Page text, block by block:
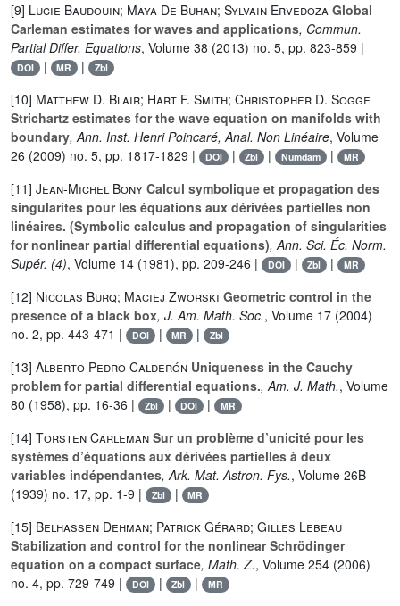
[9] Lucie Baudouin; Maya De Buhan; Sylvain Ervedoza Global
Carleman estimates for waves and applications, Commun.
Partial Differ. Equations, Volume 38 (2013) no. 5, pp. 823-859 |
DOI | MR | Zbl
[10] Matthew D. Blair; Hart F. Smith; Christopher D. Sogge
Strichartz estimates for the wave equation on manifolds with
boundary, Ann. Inst. Henri Poincaré, Anal. Non Linéaire, Volume
26 (2009) no. 5, pp. 1817-1829 | DOI | Zbl | Numdam | MR
[11] Jean-Michel Bony Calcul symbolique et propagation des
singularites pour les équations aux dérivées partielles non
linéaires. (Symbolic calculus and propagation of singularities
for nonlinear partial differential equations), Ann. Sci. Éc. Norm.
Supér. (4), Volume 14 (1981), pp. 209-246 | DOI | Zbl | MR
[12] Nicolas Burq; Maciej Zworski Geometric control in the
presence of a black box, J. Am. Math. Soc., Volume 17 (2004)
no. 2, pp. 443-471 |
DOI | MR | Zbl
[13] Alberto Pedro Calderón Uniqueness in the Cauchy
problem for partial differential equations., Am. J. Math., Volume
80 (1958), pp. 16-36 | Zbl | DOI | MR
[14] Torsten Carleman Sur un problème d’unicité pour les
systèmes d’équations aux dérivées partielles à deux
variables indépendantes, Ark. Mat. Astron. Fys., Volume 26B
(1939) no. 17, pp. 1-9 |
Zbl | MR
[15] Belhassen Dehman; Patrick Gérard; Gilles Lebeau
Stabilization and control for the nonlinear Schrödinger
equation on a compact surface, Math. Z., Volume 254 (2006)
no. 4, pp. 729-749 |
DOI | Zbl | MR